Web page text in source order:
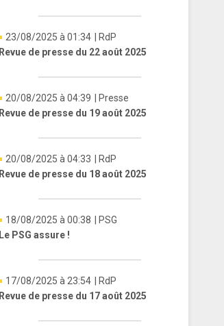
23/08/2025 à 01:34
| RdP
Revue de presse du 22 août 2025
20/08/2025 à 04:39
| Presse
Revue de presse du 19 août 2025
20/08/2025 à 04:33
| RdP
Revue de presse du 18 août 2025
18/08/2025 à 00:38
| PSG
Le PSG assure !
17/08/2025 à 23:54
| RdP
Revue de presse du 17 août 2025